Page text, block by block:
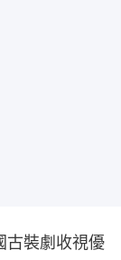
古裝劇收視優